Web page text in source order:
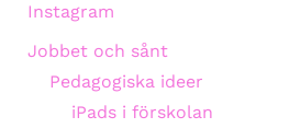
Instagram
Jobbet och sånt
Pedagogiska ideer
iPads i förskolan